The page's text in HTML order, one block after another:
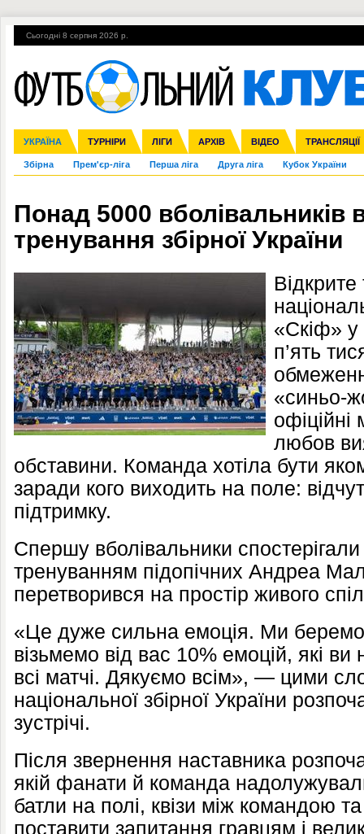
Сьогодні 8 серпня 2026 р.
УКРАЇНА ТУРНІРИ ЛІГИ АРХІВ ВІДЕО ТРАНСЛЯЦІЇ
Збірна Прем'єр-ліга Перша ліга Друга ліга Кубок України
Ліга чемпіонів Ліга Європи Міжнародні Ліга націй Ліга
Англія Іспанія Італія Німеччина Франція Інші
ЧС-2014 ЄВРО-2016 Росія Кубок конфедерацій ЧЄ-2015 (U-
Гарячі теми УПЛ, 2-й тур ВІЙНА УПЛ-ПЕРЕХОДИ
Понад 5000 вболівальників
тренування збірної України
Відкрите
«Скіф» у
п’ять
«синьо-
офіційні
любов
обставини. Команда хотіла бути
заради кого виходить на поле:
підтримку.
Спершу вболівальники спостерігали
тренуванням підопічних Андреа
перетворився на простір живого
«Це дуже сильна емоція. Ми
візьмемо від вас 10% емоцій, які
всі матчі. Дякуємо всім», — цими
національної збірної України
зустрічі.
Після звернення наставника
якій фанати й команда
батли на полі, квізи між командою
поставити запитання гравцям і